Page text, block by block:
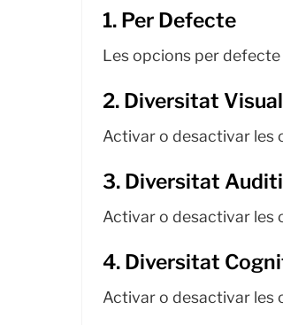
1. Per Defecte
Les opcions per defecte
2. Diversitat Visual
Activar o desactivar les
3. Diversitat
Activar o desactivar les
4. Diversitat
Activar o desactivar les